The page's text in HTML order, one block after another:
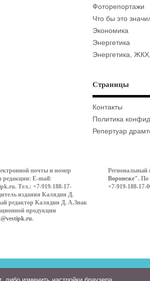
Фоторепортажи
Что бы это
Экономика
Энергетика
Энергетика,
Страницы
Контакты
Политика
Репертуар
почты и номер
редакции: E-mail:
Тел.: +7-919-188-17-
издания Калядин Д.
редактор Калядин Д. А.Знак
продукции
.
Региональный
Воронеже". По
+7-919-188-17-